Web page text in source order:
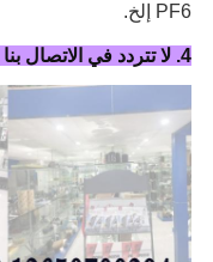
PF6 إلخ.
4. لا تتردد في الاتصال بنا إذا كان لديك أي استفسار.